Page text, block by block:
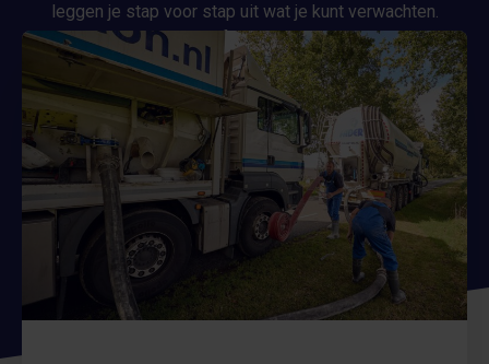
leggen je stap voor stap uit wat je kunt verwachten.
Schuimbeton storten zelf kan heel snel gebeuren, maar
een goede voorbereiding is essentieel voor het beste
resultaat. Zo weet je precies waar je aan toe bent en kom
je niet voor verrassingen te staan. Met de juiste aanpak
geniet je jarenlang van een sterke en comfortabele vloer.
Neem contact op